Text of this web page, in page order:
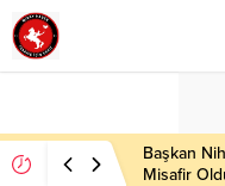
Başkan
Misafir